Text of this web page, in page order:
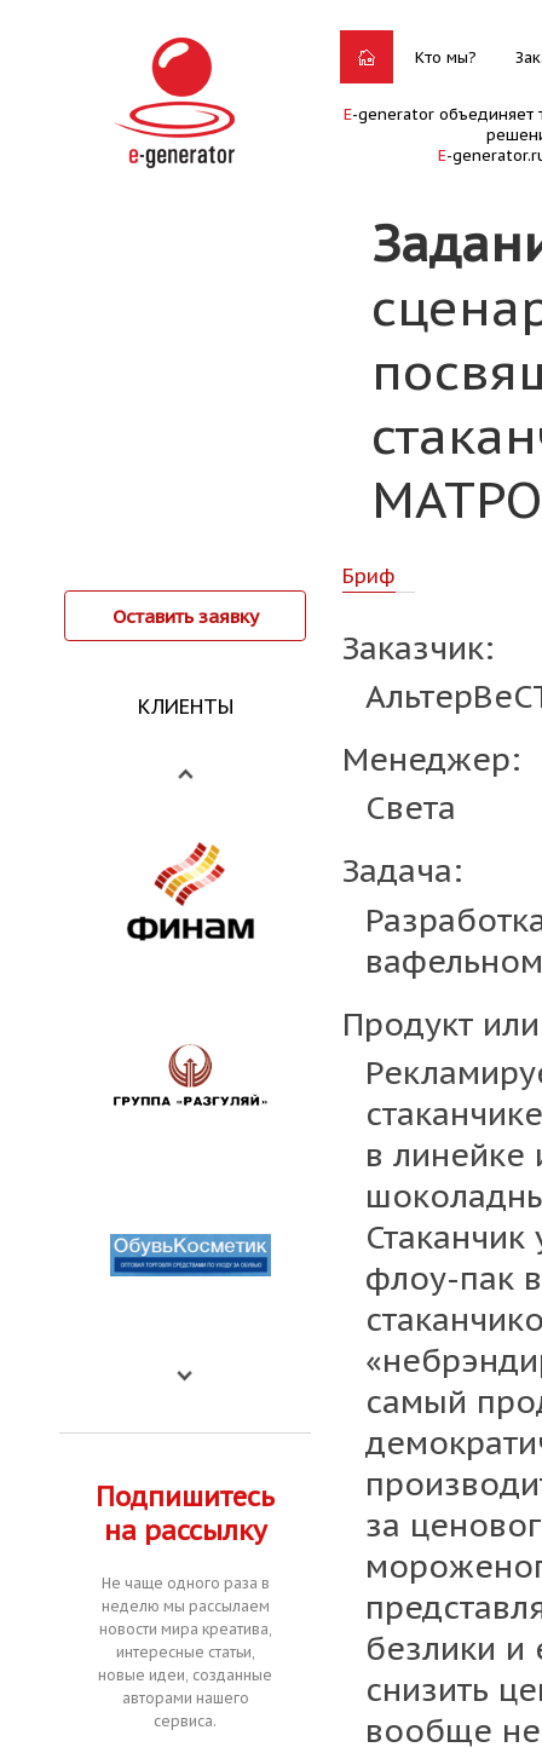
Кто мы?
E-generator объединяет
E-
Оставить заявку
КЛИЕНТЫ
Подпишитесь
на рассылку
Не чаще одного раза в
неделю мы рассылаем
новости мира креатива,
интересные статьи,
новые идеи, созданные
авторами нашего
сервиса.
Бриф
Заказчик:
Менеджер:
Света
Задача:
Продукт
в линейке
флоу-пак
самый
за
безлики и
снизить
вообще не